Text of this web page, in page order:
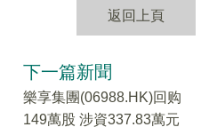
返回上頁
下一篇新聞
樂享集團(06988.HK)回购
149萬股 涉資337.83萬元